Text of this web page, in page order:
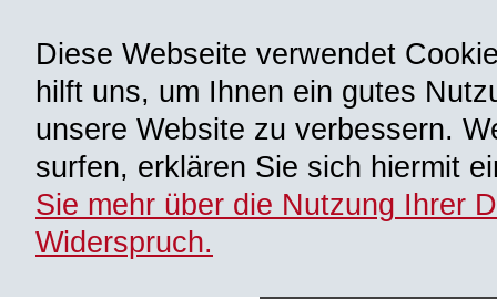
Diese Webseite verwendet
hilft uns, um Ihnen ein gutes
unsere Website zu verbessern.
surfen, erklären Sie sich hiermit
Sie mehr über die Nutzung Ihrer
Widerspruch.